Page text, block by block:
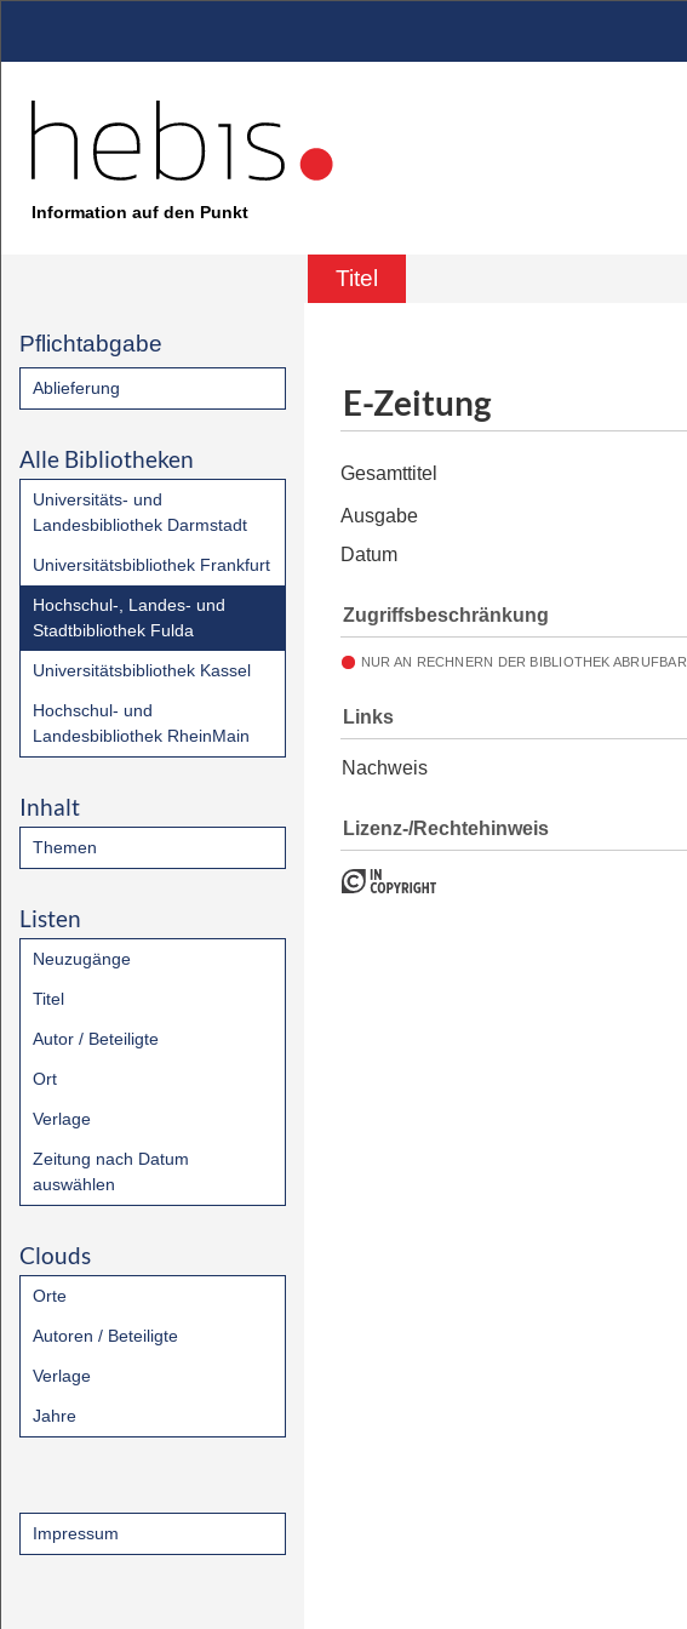
Information auf den Punkt
Titel
Pflichtabgabe
Ablieferung
Alle Bibliotheken
Universitäts- und
Landesbibliothek Darmstadt
Universitätsbibliothek Frankfurt
Hochschul-, Landes- und
Stadtbibliothek Fulda
Universitätsbibliothek Kassel
Hochschul- und
Landesbibliothek RheinMain
Inhalt
Themen
Listen
Neuzugänge
Titel
Autor / Beteiligte
Ort
Verlage
Zeitung nach Datum
auswählen
Clouds
Orte
Autoren / Beteiligte
Verlage
Jahre
Impressum
E-Zeitung
Gesamttitel
Ausgabe
Datum
Zugriffsbeschränkung
NUR AN RECHNERN DER BIBLIOTHEK ABRUFBAR
Links
Nachweis
Lizenz-/Rechtehinweis